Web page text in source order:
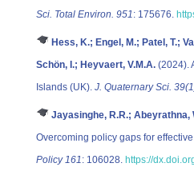
Sci. Total Environ. 951: 175676.
Hess, K.; Engel, M.; Patel, T.;
Schön, I.; Heyvaert, V.M.A. (2024).
Islands (UK). J. Quaternary Sci.
Jayasinghe, R.R.; Abeyrathna,
Overcoming policy gaps for
Policy 161: 106028. https://